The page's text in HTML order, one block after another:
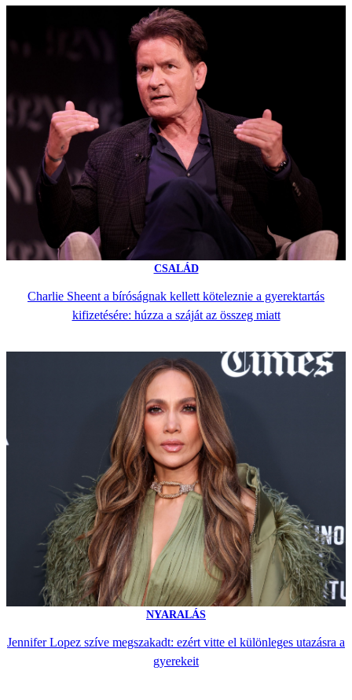
CSALÁD
Charlie Sheent a bíróságnak kellett köteleznie a gyerektartás
kifizetésére: húzza a száját az összeg miatt
NYARALÁS
Jennifer Lopez szíve megszakadt: ezért vitte el különleges utazásra a
gyerekeit